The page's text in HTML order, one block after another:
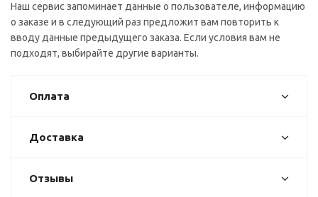
Наш сервис запоминает данные о пользователе, информацию
о заказе и в следующий раз предложит вам повторить к
вводу данные предыдущего заказа. Если условия вам не
подходят, выбирайте другие варианты.
Оплата
Доставка
Отзывы